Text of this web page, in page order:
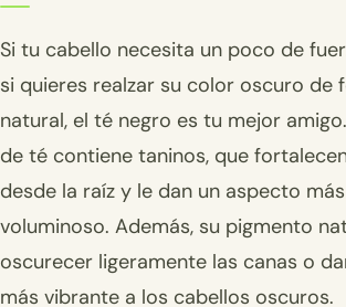
Si tu cabello necesita un poco de
si quieres realzar su color oscuro de
natural, el té negro es tu mejor
de té contiene taninos, que
desde la raíz y le dan un aspecto más
voluminoso. Además, su pigmento
oscurecer ligeramente las canas o
más vibrante a los cabellos oscuros.